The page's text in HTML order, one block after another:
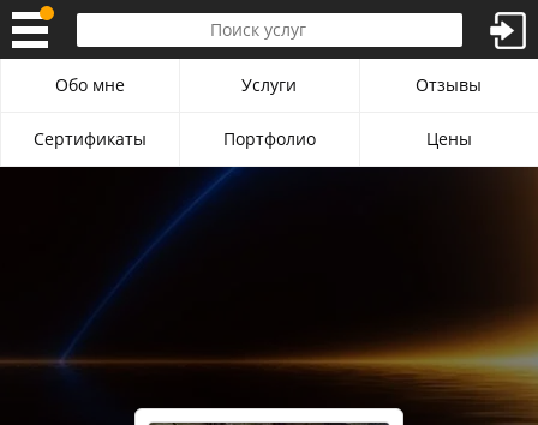
Обо мне Услуги Отзывы
Сертификаты Портфолио Цены